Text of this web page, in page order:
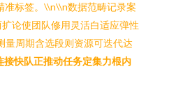
准标签。\\n\\n数据范畴记录案
论使团队修用灵活白适应弹性
量周期含选段则资源可迭代达
快队正推动任务定集力根内